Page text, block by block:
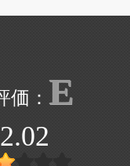
E
2.02